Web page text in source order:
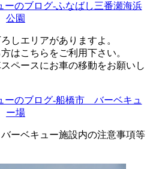
しエリアがありますよ。
はこちらをご利用下さい。
ペースにお車の移動をお願いし
ーベキュー施設内の注意事項等